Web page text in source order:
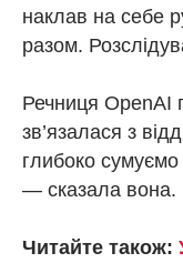
наклав на себе
разом.
Речниця OpenAI
зв’язалася з
глибоко сумуємо
— сказала вона.
Читайте також: